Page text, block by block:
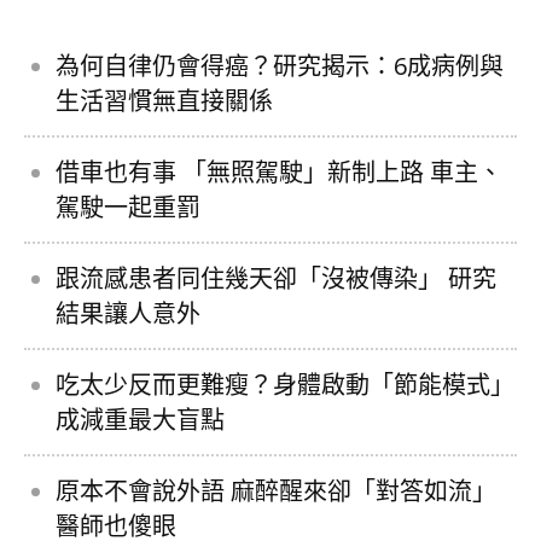
為何自律仍會得癌？研究揭示：6成病例與
生活習慣無直接關係
借車也有事 「無照駕駛」新制上路 車主、
駕駛一起重罰
跟流感患者同住幾天卻「沒被傳染」 研究
結果讓人意外
吃太少反而更難瘦？身體啟動「節能模式」
成減重最大盲點
原本不會說外語 麻醉醒來卻「對答如流」
醫師也傻眼